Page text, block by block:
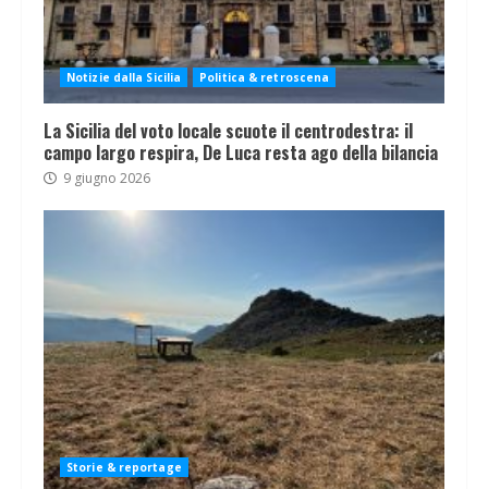
Notizie dalla Sicilia Politica & retroscena
La Sicilia del voto locale scuote il centrodestra: il
campo largo respira, De Luca resta ago della bilancia
9 giugno 2026
Storie & reportage